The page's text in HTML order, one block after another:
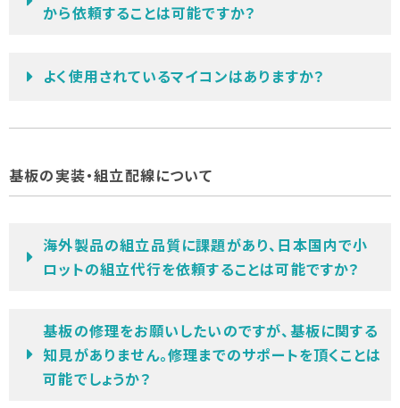
から依頼することは可能ですか？
よく使用されているマイコンはありますか？
基板の実装・組立配線について
海外製品の組立品質に課題があり、日本国内で小
ロットの組立代行を依頼することは可能ですか？
基板の修理をお願いしたいのですが、基板に関する
知見がありません。修理までのサポートを頂くことは
可能でしょうか？